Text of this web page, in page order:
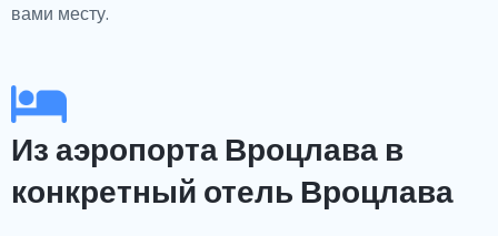
вами месту.
Из аэропорта Вроцлава в
конкретный отель Вроцлава